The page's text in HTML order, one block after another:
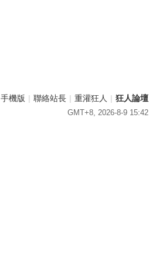
手機版 | 聯絡站長 | 重灌狂人 | 狂人論壇
GMT+8, 2026-8-9 15:42